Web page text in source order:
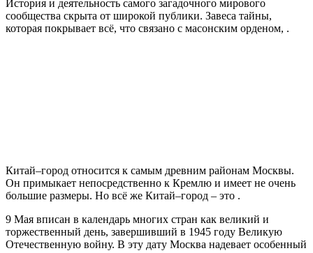
История и деятельность самого загадочного мирового
сообщества скрыта от широкой публики. Завеса тайны,
которая покрывает всё, что связано с масонским орденом, .
Китай–город относится к самым древним районам Москвы.
Он примыкает непосредственно к Кремлю и имеет не очень
большие размеры. Но всё же Китай–город – это .
9 Мая вписан в календарь многих стран как великий и
торжественный день, завершивший в 1945 году Великую
Отечественную войну. В эту дату Москва надевает особенный